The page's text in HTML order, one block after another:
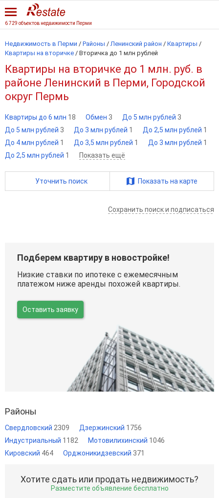
6 729 объектов недвижимости Перми
Недвижимость в Перми / Районы / Ленинский район / Квартиры /
Квартиры на вторичке / Вторичка до 1 млн рублей
Квартиры на вторичке до 1 млн. руб. в
районе Ленинский в Перми, Городской
округ Пермь
Квартиры до 6 млн 18 Обмен 3 До 5 млн рублей 3
До 5 млн рублей 3 До 3 млн рублей 1 До 2,5 млн рублей 1
До 4 млн рублей 1 До 3,5 млн рублей 1 До 3 млн рублей 1
До 2,5 млн рублей 1 Показать ещё
Уточнить поиск Показать на карте
Сохранить поиск и подписаться
Подберем квартиру в новостройке!
Низкие ставки по ипотеке с ежемесячным
платежом ниже аренды похожей квартиры.
Оставить заявку
Районы
Свердловский 2309 Дзержинский 1756
Индустриальный 1182 Мотовилихинский 1046
Кировский 464 Орджоникидзевский 371
Хотите сдать или продать недвижимость?
Разместите объявление бесплатно